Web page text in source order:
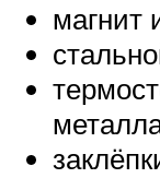
магнит